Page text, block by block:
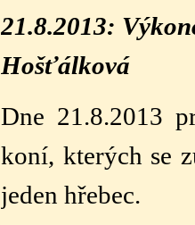
21.8.2013:
Hošťálková
Dne 21.8.2013
koní, kterých se
jeden hřebec.